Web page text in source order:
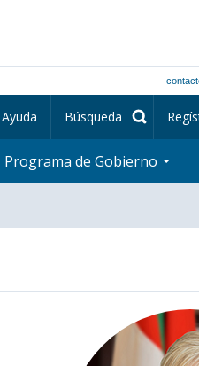
Ayuda Búsqueda
Programa de Gobierno